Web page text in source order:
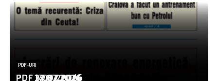
PDF-URI
PDF 3.08.2026
PDF-URI
PDF 29.07.2026
PDF-URI
PDF 27.07.2026
PDF-URI
PDF 17.07.2026
PDF-URI
PDF 14.07.2026